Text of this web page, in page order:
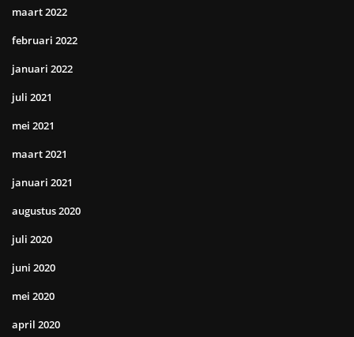
maart 2022
februari 2022
januari 2022
juli 2021
mei 2021
maart 2021
januari 2021
augustus 2020
juli 2020
juni 2020
mei 2020
april 2020